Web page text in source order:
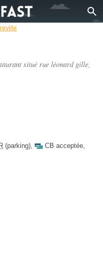
situé rue léonard gille,
(parking), CB acceptée,